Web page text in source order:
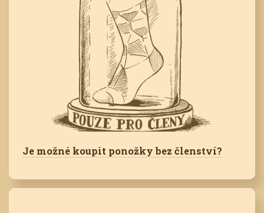
Je možné koupit ponožky bez členství?